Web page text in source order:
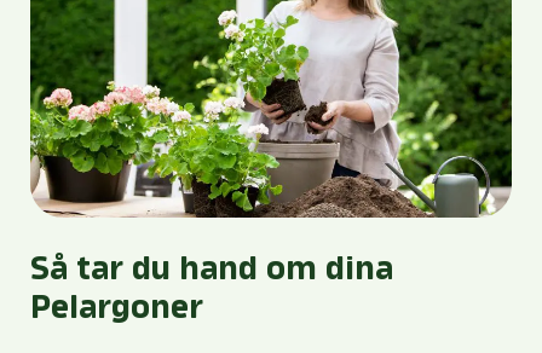
Så tar du hand om dina
Pelargoner